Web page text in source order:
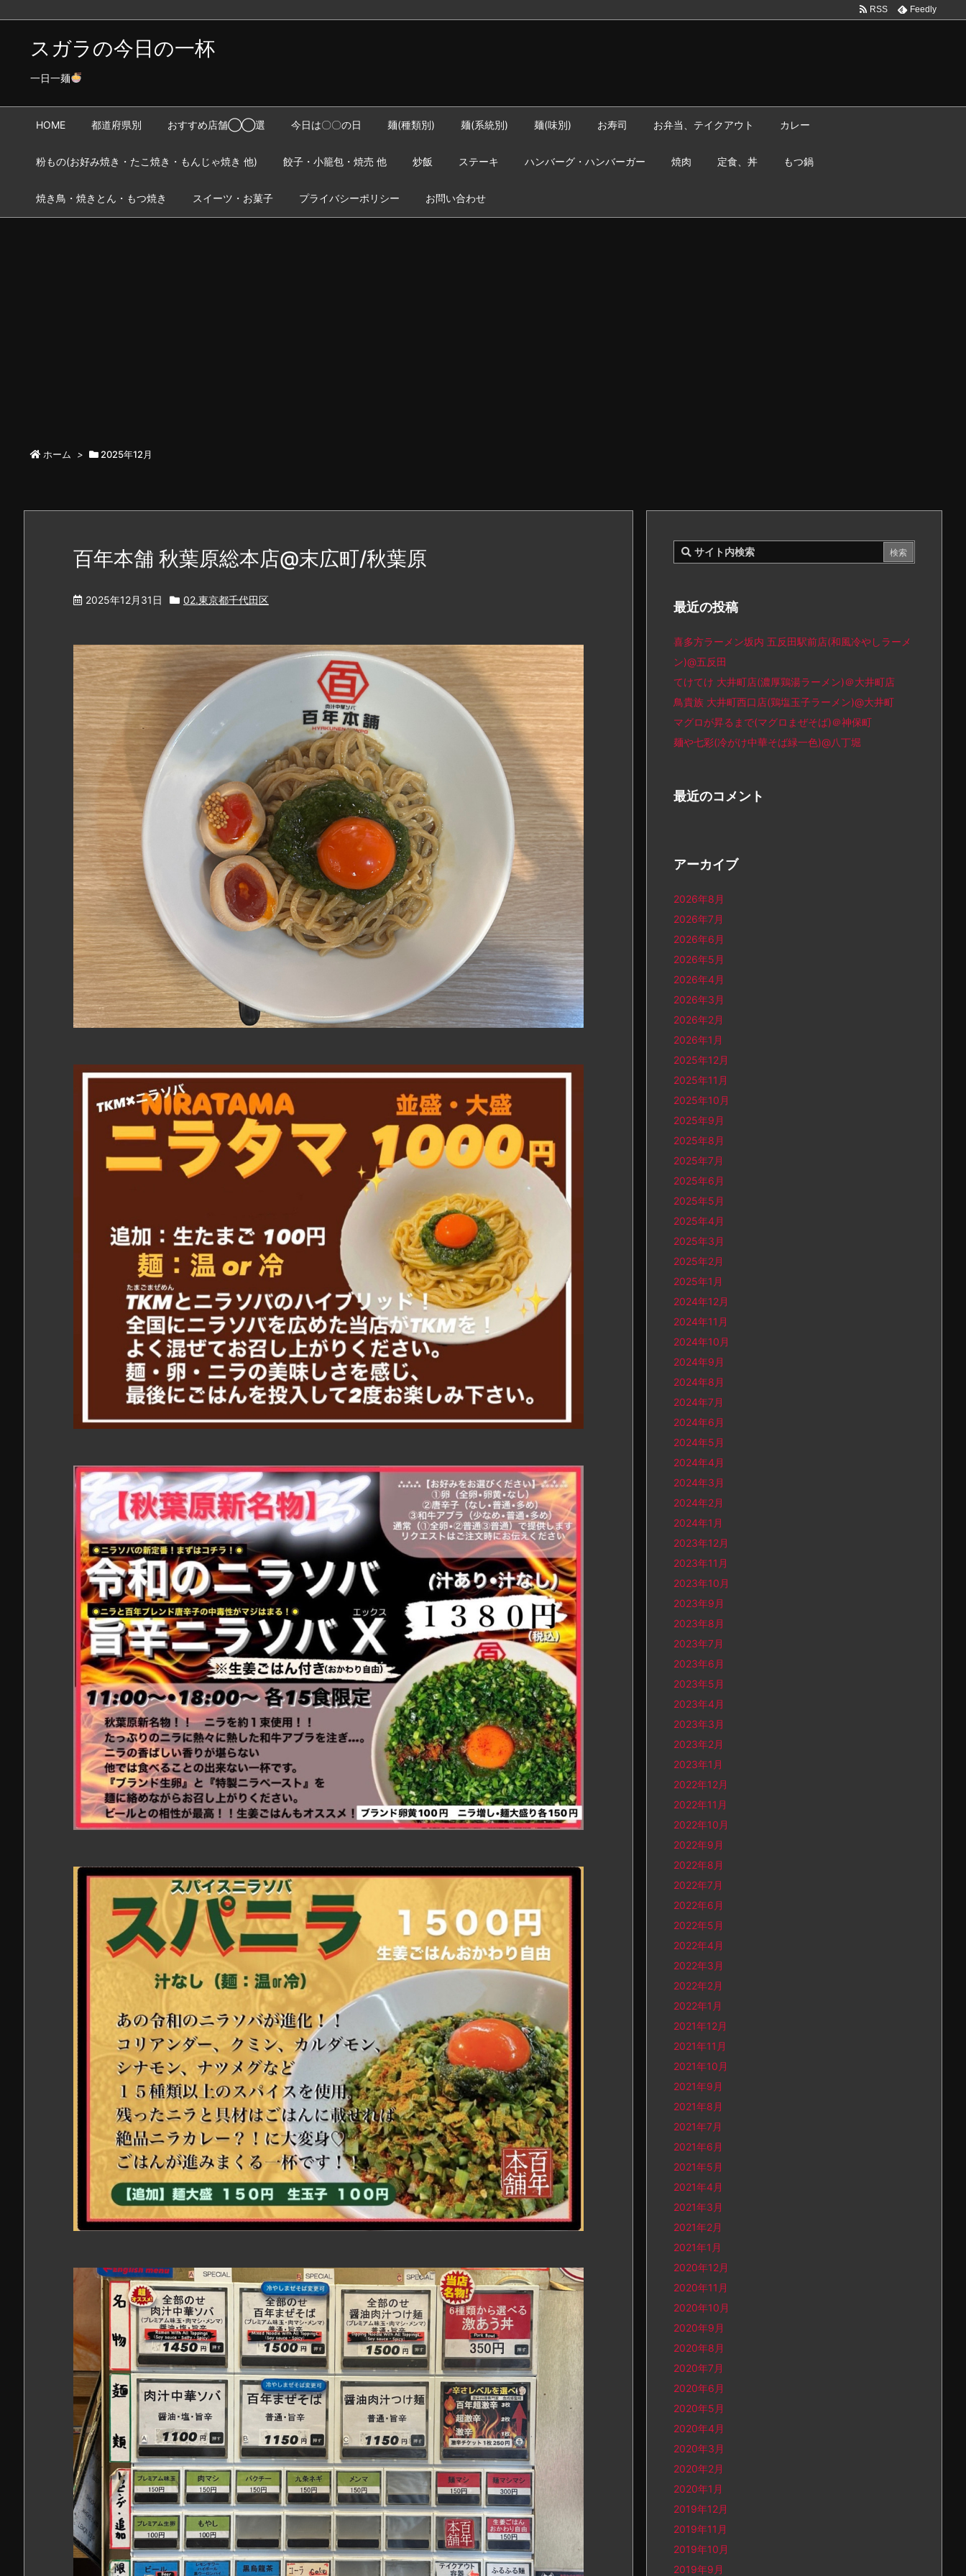
スガラの今日の一杯
一日一麺
HOME 都道府県別 おすすめ店舗◯◯選 今日は〇〇の日 麺(種類別) 麺(系統別) 麺(味別) お寿司 お弁当、テイクアウト カレー
粉もの(お好み焼き・たこ焼き・もんじゃ焼き 他) 餃子・小籠包・焼売 他 炒飯 ステーキ ハンバーグ・ハンバーガー 焼肉 定食、丼 もつ鍋
焼き鳥・焼きとん・もつ焼き スイーツ・お菓子 プライバシーポリシー お問い合わせ
RSS Feedly
ホーム > 2025年12月
百年本舗 秋葉原総本店@末広町/秋葉原
2025年12月31日 02.東京都千代田区 最近の投稿
喜多方ラーメン坂内 五反田駅前店(和風冷やしラーメ
ン)@五反田
てけてけ 大井町店(濃厚鶏湯ラーメン)＠大井町店
鳥貴族 大井町西口店(鶏塩玉子ラーメン)@大井町
マグロが昇るまで(マグロまぜそば)＠神保町
麺や七彩(冷がけ中華そば緑一色)@八丁堀
最近のコメント
アーカイブ
2026年8月
2026年7月
2026年6月
2026年5月
2026年4月
2026年3月
2026年2月
2026年1月
2025年12月
2025年11月
2025年10月
2025年9月
2025年8月
2025年7月
2025年6月
2025年5月
2025年4月
2025年3月
2025年2月
2025年1月
2024年12月
2024年11月
2024年10月
2024年9月
2024年8月
2024年7月
2024年6月
2024年5月
2024年4月
2024年3月
2024年2月
2024年1月
2023年12月
2023年11月
2023年10月
2023年9月
2023年8月
2023年7月
2023年6月
2023年5月
2023年4月
2023年3月
2023年2月
2023年1月
2022年12月
2022年11月
2022年10月
2022年9月
2022年8月
2022年7月
2022年6月
2022年5月
2022年4月
2022年3月
2022年2月
2022年1月
2021年12月
2021年11月
2021年10月
2021年9月
2021年8月
2021年7月
2021年6月
2021年5月
2021年4月
2021年3月
2021年2月
2021年1月
2020年12月
2020年11月
2020年10月
2020年9月
2020年8月
2020年7月
2020年6月
2020年5月
2020年4月
2020年3月
2020年2月
2020年1月
2019年12月
2019年11月
2019年10月
2019年9月